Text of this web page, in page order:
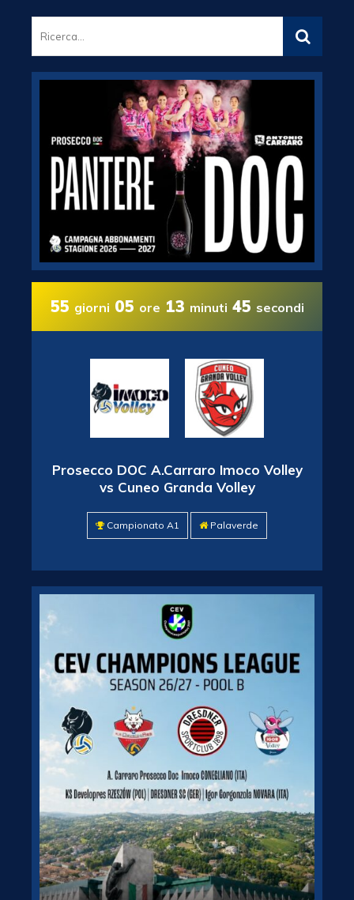
55 giorni 05 ore 13 minuti 44 secondi
Prosecco DOC A.Carraro Imoco Volley
vs Cuneo Granda Volley
Campionato A1 Palaverde